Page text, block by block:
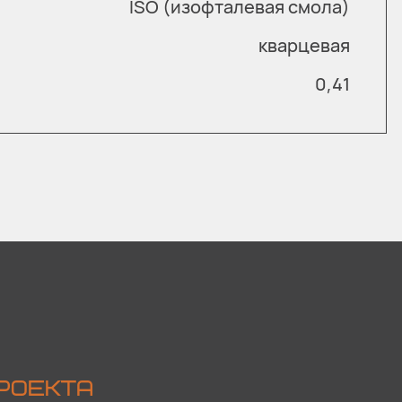
ISO (изофталевая смола)
кварцевая
0,41